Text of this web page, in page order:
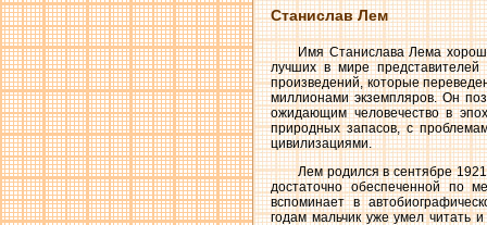
Станислав Лем
Имя Станислава Лема
лучших в мире представителей
произведений, которые
миллионами экземпляров. Он
ожидающим человечество в
природных запасов, с
цивилизациями.
Лем родился в сентябре
достаточно обеспеченной по
вспоминает в
годам мальчик уже умел читать